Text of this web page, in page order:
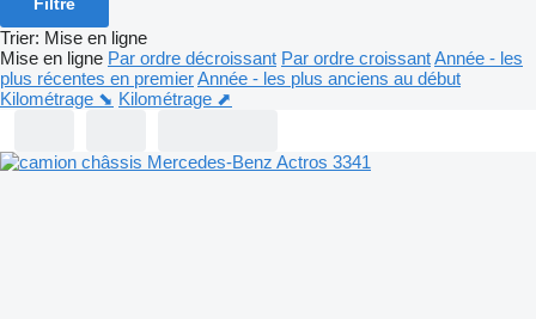
Trier: Mise en ligne
Mise en ligne Par ordre décroissant Par ordre croissantAnnée - les
plus récentes en premierAnnée - les plus anciens au début
Kilométrage ⬊ Kilométrage ⬈